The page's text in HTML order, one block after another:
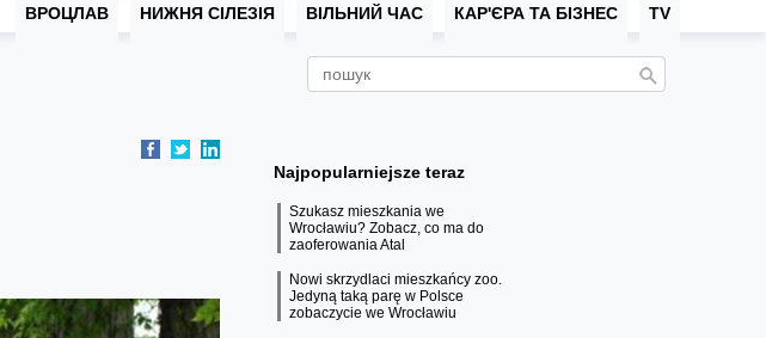
ВРОЦЛАВ НИЖНЯ СІЛЕЗІЯ ВІЛЬНИЙ ЧАС КАР'ЄРА ТА БІЗНЕС TV
Najpopularniejsze teraz
Szukasz mieszkania we
Wrocławiu? Zobacz, co ma do
zaoferowania Atal
Nowi skrzydlaci mieszkańcy zoo.
Jedyną taką parę w Polsce
zobaczycie we Wrocławiu